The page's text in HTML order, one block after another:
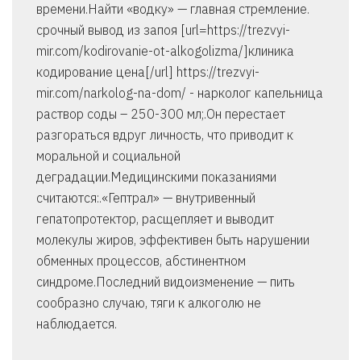
времени.Найти «водку» — главная стремление.
срочный вывод из запоя [url=https://trezvyi-
mir.com/kodirovanie-ot-alkogolizma/]клиника
кодирование цена[/url] https://trezvyi-
mir.com/narkolog-na-dom/ - нарколог капельница
раствор соды – 250-300 мл;.Он перестает
разгораться вдруг личность, что приводит к
моральной и социальной
деградации.Медицинскими показаниями
считаются:.«Гептрал» — внутривенный
гепатопротектор, расщепляет и выводит
молекулы жиров, эффективен быть нарушении
обменных процессов, абстинентном
синдроме.Последний видоизменение — пить
сообразно случаю, тяги к алкоголю не
наблюдается.